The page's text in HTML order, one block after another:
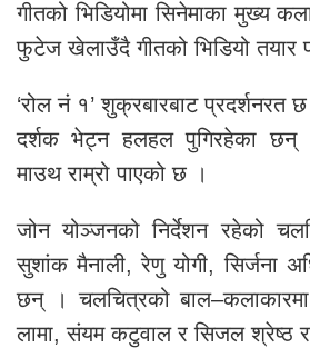
गीतको भिडियोमा सिनेमाका मुख्य
फुटेज खेलाउँदै गीतको भिडियो तयार
‘रोल नं १’ शुक्रबारबाट प्रदर्शनरत
दर्शक भेट्न हलहल पुगिरहेका छन्
माउथ राम्रो पाएको छ ।
जोन योञ्जनको निर्देशन रहेको
सुशांक मैनाली, रेणु योगी, सिर्जना
छन् । चलचित्रको बाल–कलाकारमा
लामा, संयम कटुवाल र सिजल श्रेष्ठ